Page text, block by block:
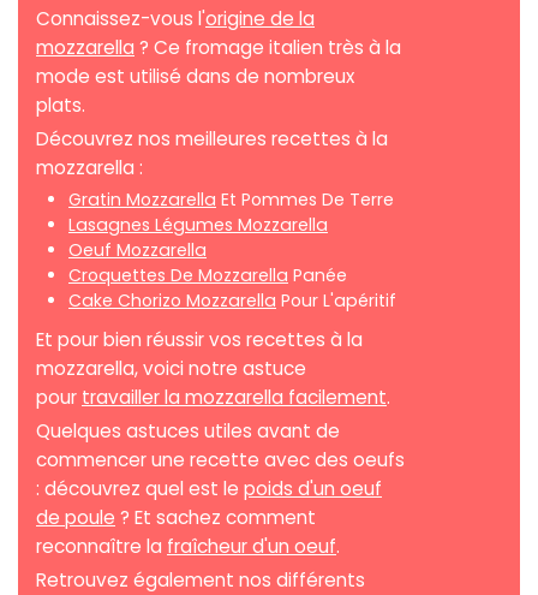
Connaissez-vous l'origine de la
mozzarella ? Ce fromage italien très à la
mode est utilisé dans de nombreux
plats.
Découvrez nos meilleures recettes à la
mozzarella :
Gratin Mozzarella Et Pommes De Terre
Lasagnes Légumes Mozzarella
Oeuf Mozzarella
Croquettes De Mozzarella Panée
Cake Chorizo Mozzarella Pour L'apéritif
Et pour bien réussir vos recettes à la
mozzarella, voici notre astuce
pour travailler la mozzarella facilement.
Quelques astuces utiles avant de
commencer une recette avec des oeufs
: découvrez quel est le poids d'un oeuf
de poule ? Et sachez comment
reconnaître la fraîcheur d'un oeuf.
Retrouvez également nos différents